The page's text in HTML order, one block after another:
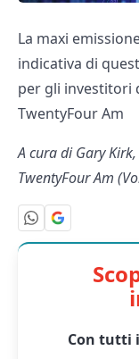
La maxi
indicativa di
per gli investitori
TwentyFour Am
A cura di Gary
TwentyFour Am
Con tutti